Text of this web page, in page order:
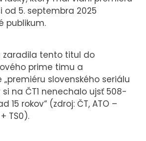
od 5. septembra 2025
publikum.
zaradila tento titul do
prime timu a
slovenského seriálu
na ČT1 nenechalo ujsť 508-
15 rokov“ (zdroj: ČT, ATO –
TS0).